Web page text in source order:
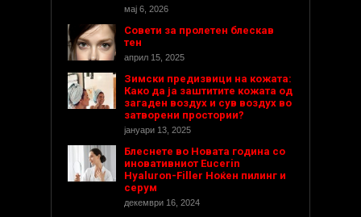
мај 6, 2026
Совети за пролетен блескав
тен
април 15, 2025
Зимски предизвици на кожата:
Како да ја заштитите кожата од
загаден воздух и сув воздух во
затворени простории?
јануари 13, 2025
Блеснете во Новата година со
иновативниот Eucerin
Hyaluron-Filler Ноќен пилинг и
серум
декември 16, 2024